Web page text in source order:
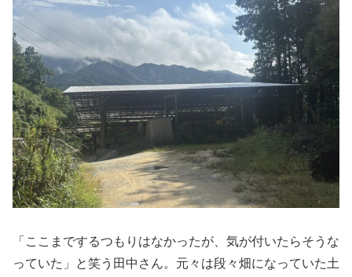
「ここまでするつもりはなかったが、気が付いたらそうな
っていた」と笑う田中さん。元々は段々畑になっていた土